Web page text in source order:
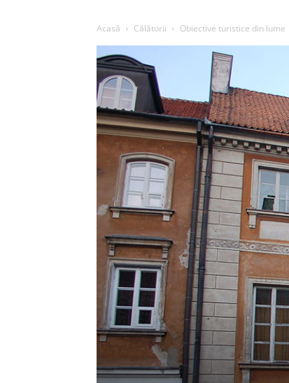
Acasă Călătorii Obiective turistice din lume